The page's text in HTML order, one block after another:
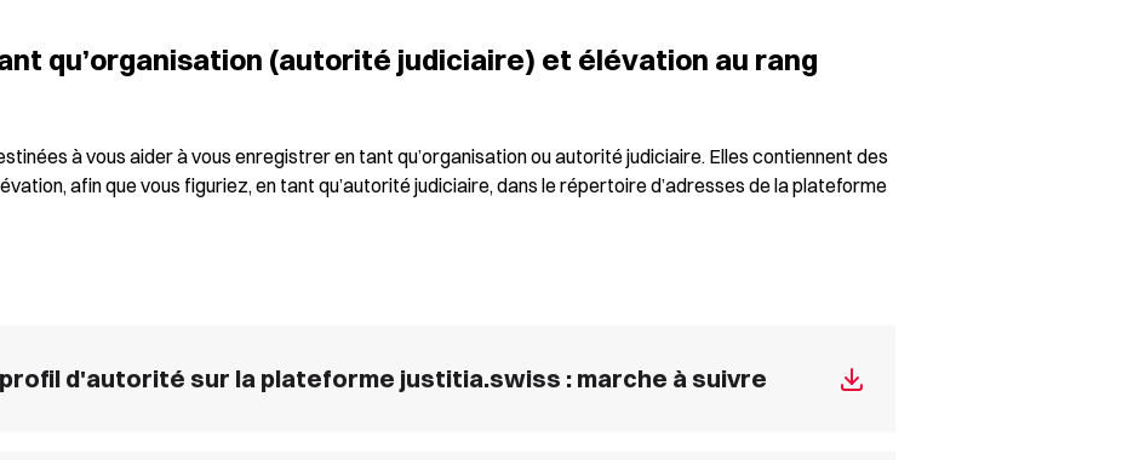
qu’organisation (autorité judiciaire) et élévation au rang
à vous aider à vous enregistrer en tant qu’organisation ou autorité judiciaire. Elles contiennent des
afin que vous figuriez, en tant qu’autorité judiciaire, dans le répertoire d’adresses de la plateforme
d'autorité sur la plateforme justitia.swiss : marche à suivre